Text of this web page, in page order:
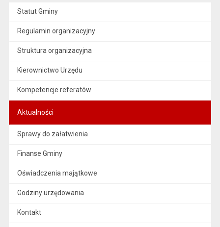
Statut Gminy
Regulamin organizacyjny
Struktura organizacyjna
Kierownictwo Urzędu
Kompetencje referatów
Aktualności
Sprawy do załatwienia
Finanse Gminy
Oświadczenia majątkowe
Godziny urzędowania
Kontakt